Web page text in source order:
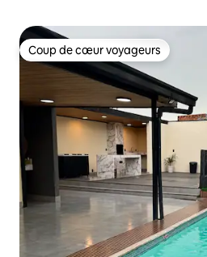
Coup de cœur voyageurs
Coup de cœur voyageurs